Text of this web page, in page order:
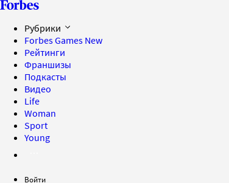
Рубрики
Forbes Games New
Рейтинги
Франшизы
Подкасты
Видео
Life
Woman
Sport
Young
Войти